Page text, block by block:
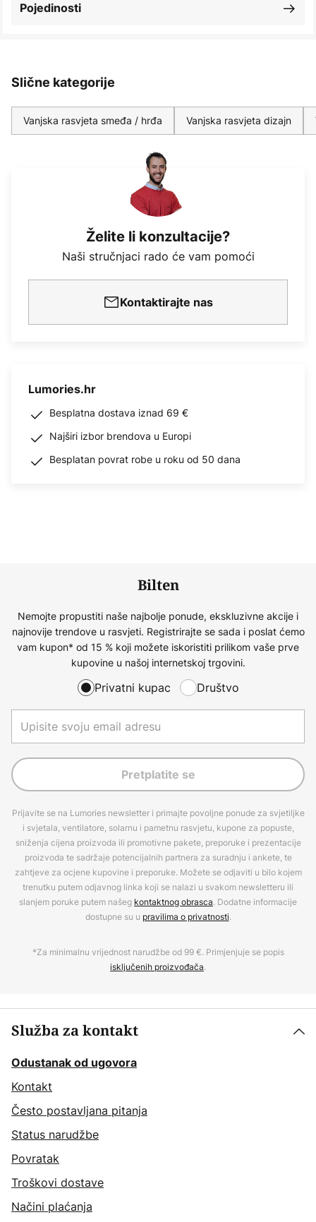
Pojedinosti
Slične kategorije
Vanjska rasvjeta smeđa / hrđa Vanjska rasvjeta dizajn
Želite li konzultacije?
Naši stručnjaci rado će vam pomoći
Kontaktirajte nas
Lumories.hr
Besplatna dostava iznad 69 €
Najširi izbor brendova u Europi
Besplatan povrat robe u roku od 50 dana
Bilten
Nemojte propustiti naše najbolje ponude, ekskluzivne akcije i
najnovije trendove u rasvjeti. Registrirajte se sada i poslat ćemo
vam kupon* od 15 % koji možete iskoristiti prilikom vaše prve
kupovine u našoj internetskoj trgovini.
Privatni kupac Društvo
Pretplatite se
Prijavite se na Lumories newsletter i primajte povoljne ponude za svjetiljke
i svjetala, ventilatore, solarnu i pametnu rasvjetu, kupone za popuste,
sniženja cijena proizvoda ili promotivne pakete, preporuke i prezentacije
proizvoda te sadržaje potencijalnih partnera za suradnju i ankete, te
zahtjeve za ocjene kupovine i preporuke. Možete se odjaviti u bilo kojem
trenutku putem odjavnog linka koji se nalazi u svakom newsletteru ili
slanjem poruke putem našeg kontaktnog obrasca. Dodatne informacije
dostupne su u pravilima o privatnosti.
*Za minimalnu vrijednost narudžbe od 99 €. Primjenjuje se popis
isključenih proizvođača.
Služba za kontakt
Odustanak od ugovora
Kontakt
Često postavljana pitanja
Status narudžbe
Povratak
Troškovi dostave
Načini plaćanja